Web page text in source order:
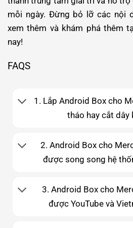
mỗi ngày. Đừng bỏ lỡ các nội
xem thêm và khám phá thêm
nay!
FAQS
1. Lắp Android Box cho
tháo hay cắt dây
2. Android Box cho
được song song hệ
3. Android Box cho
được YouTube và